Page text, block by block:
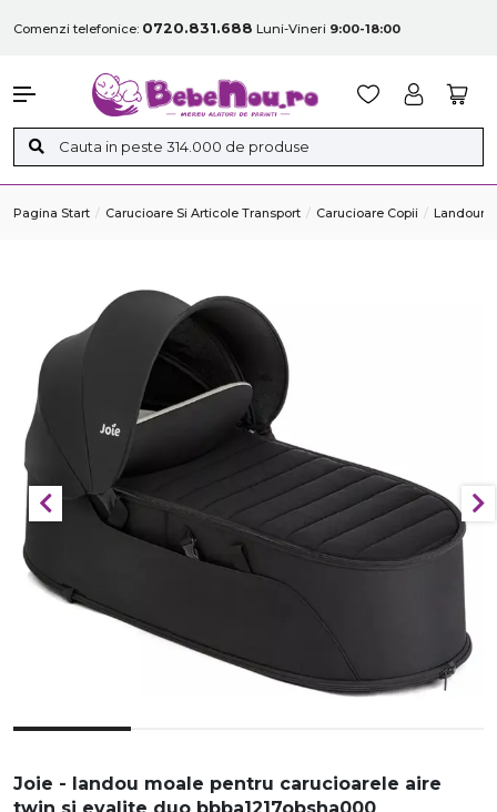
Comenzi telefonice: 0720.831.688 Luni-Vineri 9:00-18:00
Pagina Start Carucioare Si Articole Transport Carucioare Copii Landouri
Joie - landou moale pentru carucioarele aire